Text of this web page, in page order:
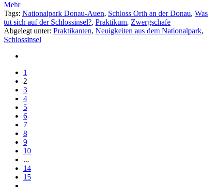
Mehr
Tags: Nationalpark Donau-Auen, Schloss Orth an der Donau, Was
tut sich auf der Schlossinsel?, Praktikum, Zwergschafe
Abgelegt unter: Praktikanten, Neuigkeiten aus dem Nationalpark,
Schlossinsel
1
2
3
4
5
6
7
8
9
10
...
14
15